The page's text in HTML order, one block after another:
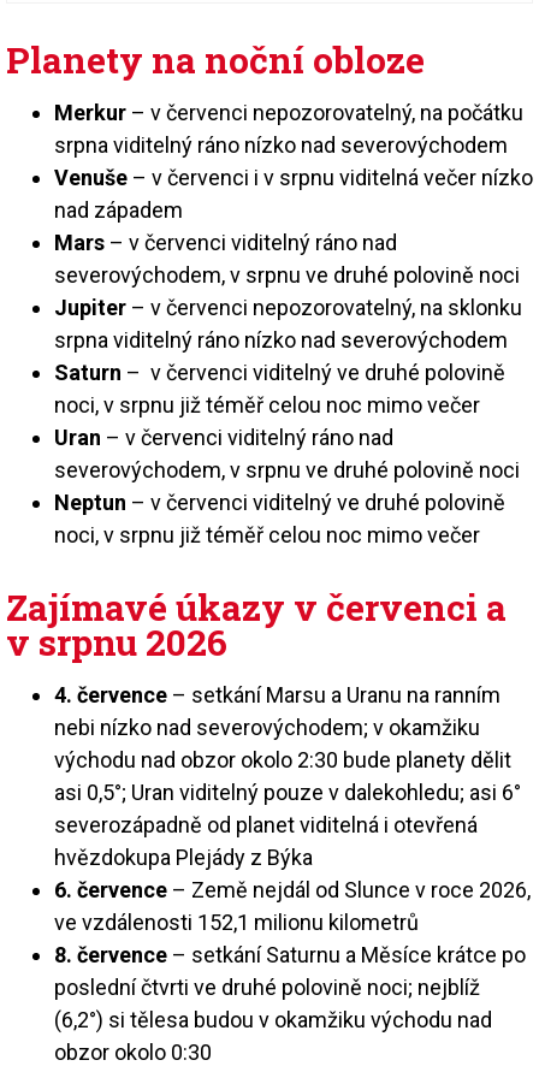
Planety na noční obloze
Merkur – v červenci nepozorovatelný, na počátku
srpna viditelný ráno nízko nad severovýchodem
Venuše – v červenci i v srpnu viditelná večer nízko
nad západem
Mars – v červenci viditelný ráno nad
severovýchodem, v srpnu ve druhé polovině noci
Jupiter – v červenci nepozorovatelný, na sklonku
srpna viditelný ráno nízko nad severovýchodem
Saturn – v červenci viditelný ve druhé polovině
noci, v srpnu již téměř celou noc mimo večer
Uran – v červenci viditelný ráno nad
severovýchodem, v srpnu ve druhé polovině noci
Neptun – v červenci viditelný ve druhé polovině
noci, v srpnu již téměř celou noc mimo večer
Zajímavé úkazy v červenci a
v srpnu 2026
4. července – setkání Marsu a Uranu na ranním
nebi nízko nad severovýchodem; v okamžiku
východu nad obzor okolo 2:30 bude planety dělit
asi 0,5°; Uran viditelný pouze v dalekohledu; asi 6°
severozápadně od planet viditelná i otevřená
hvězdokupa Plejády z Býka
6. července – Země nejdál od Slunce v roce 2026,
ve vzdálenosti 152,1 milionu kilometrů
8. července – setkání Saturnu a Měsíce krátce po
poslední čtvrti ve druhé polovině noci; nejblíž
(6,2°) si tělesa budou v okamžiku východu nad
obzor okolo 0:30